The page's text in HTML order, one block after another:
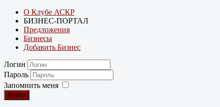
О Клубе АСКР
БИЗНЕС-ПОРТАЛ
Предложения
Бизнесы
Добавить Бизнес
Логин
Пароль
Запомнить меня
Войти